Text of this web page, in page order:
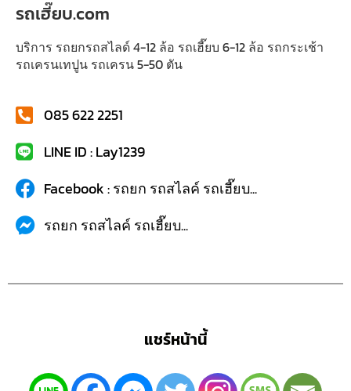
รถเฮี๊ยบ.com
บริการ รถยกรถสไลด์ 4-12 ล้อ รถเฮี๊ยบ 6-12 ล้อ รถกระเช้า
รถเครนเทปูน รถเครน 5-50 ตัน
085 622 2251
LINE ID : Lay1239
Facebook : รถยก รถสไลค์ รถเฮี๊ยบ...
รถยก รถสไลค์ รถเฮี๊ยบ...
แชร์หน้านี้